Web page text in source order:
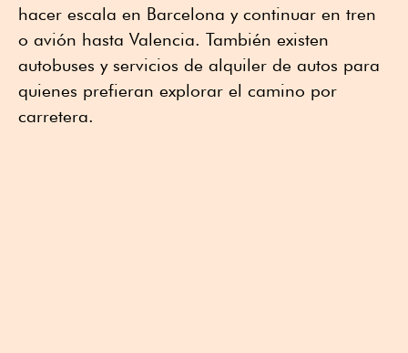
hacer escala en Barcelona y continuar en tren
o avión hasta Valencia. También existen
autobuses y servicios de alquiler de autos para
quienes prefieran explorar el camino por
carretera.